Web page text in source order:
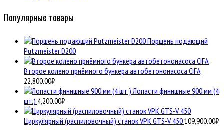
Популярные товары
Поршень подающий
Putzmeister D200
Второе колено приёмного бункера автобетононасоса CIFA
22,800.00₽
Лопасти финишные 900 мм (4
шт.) 4,200.00₽
Циркулярный (распиловочный) станок VPK GTS-V 450109,900.00₽